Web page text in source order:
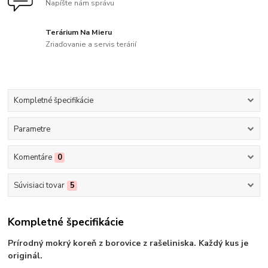
Napíšte nám správu
Terárium Na Mieru
Zriaďovanie a servis terárií
Kompletné špecifikácie
Parametre
Komentáre 0
Súvisiaci tovar 5
Kompletné špecifikácie
Prírodný mokrý koreň z borovice z rašeliniska. Každý kus je
originál.